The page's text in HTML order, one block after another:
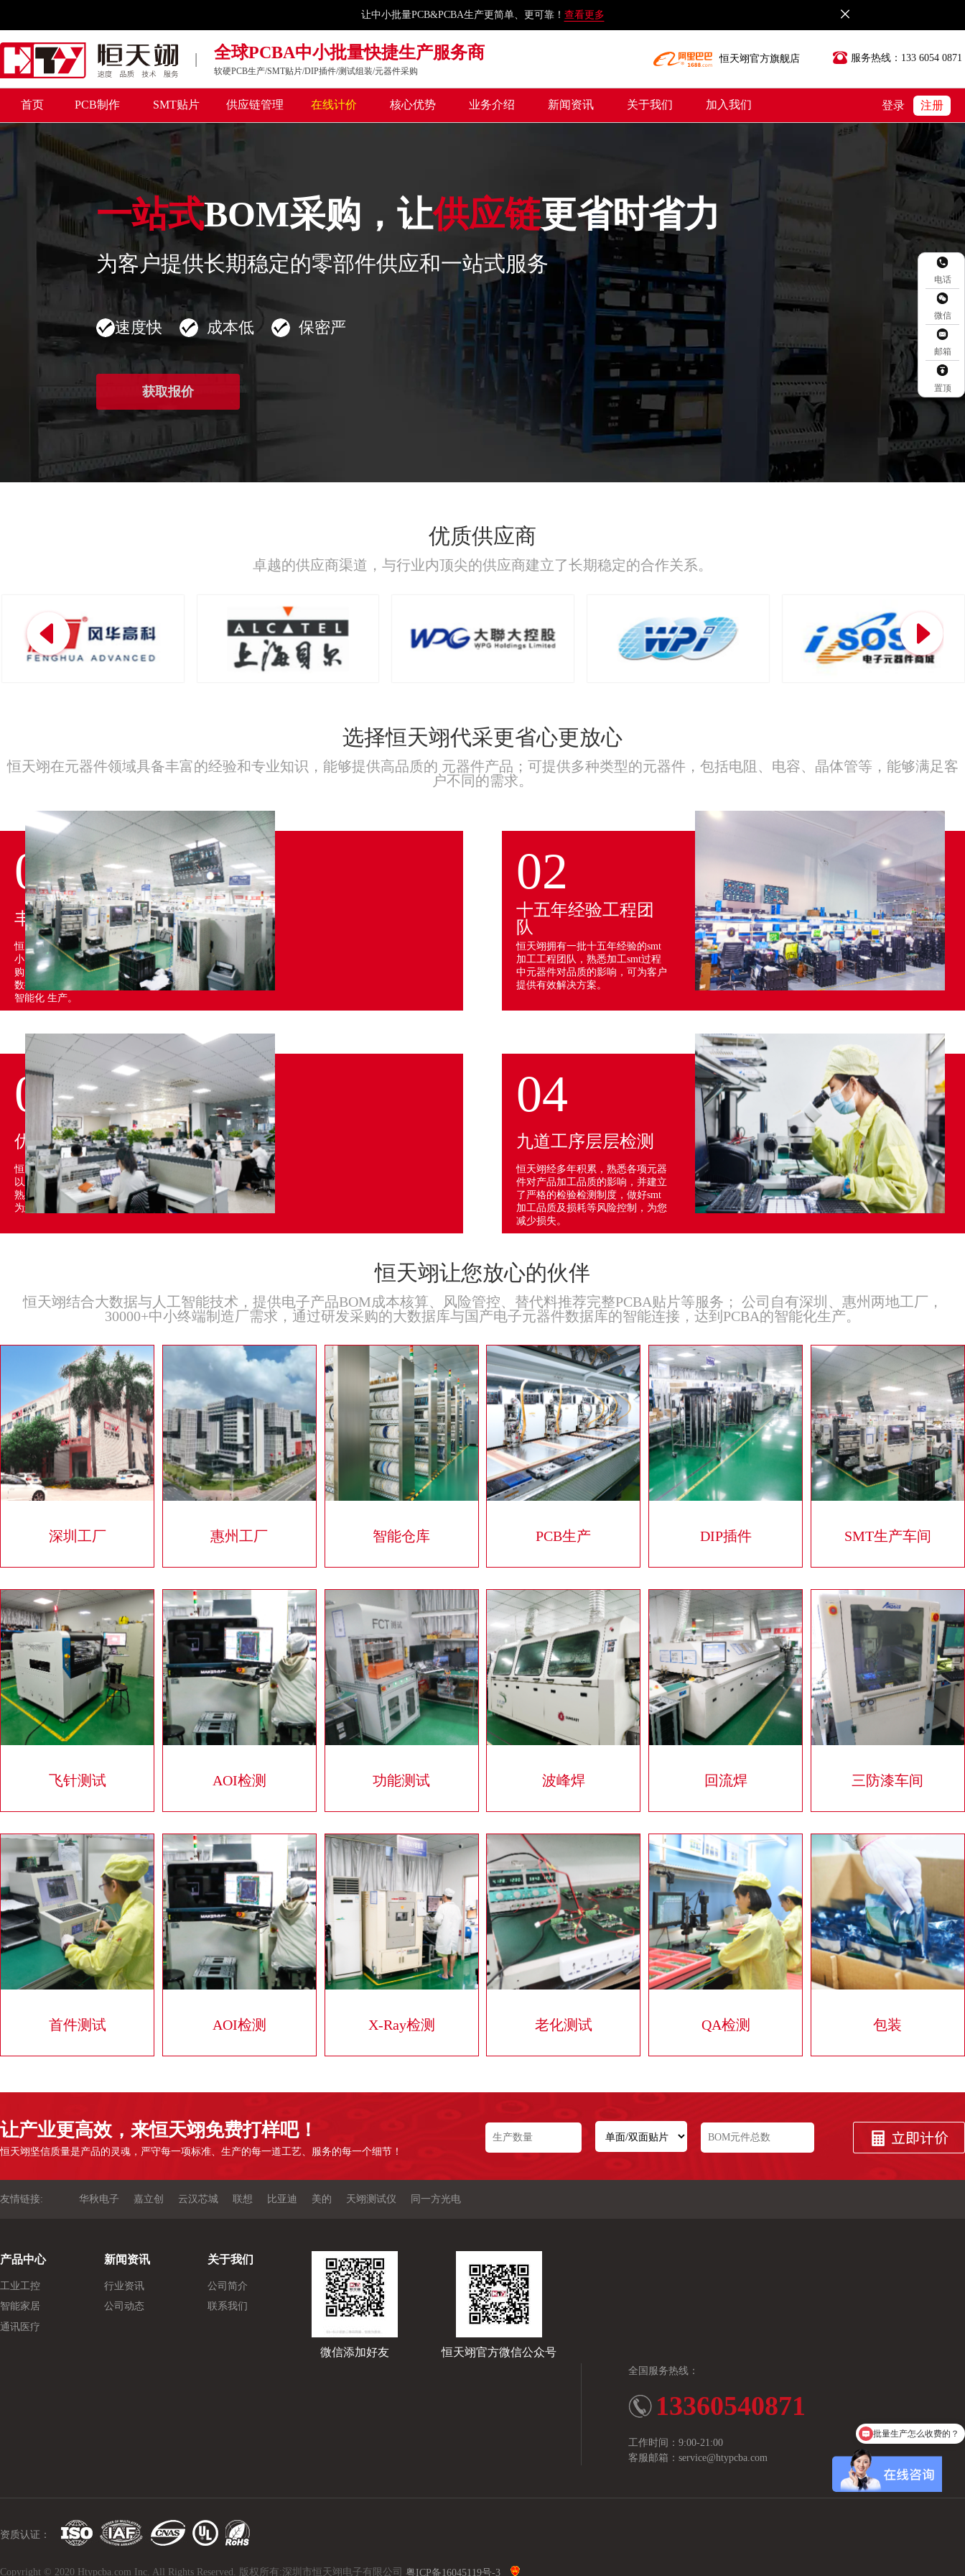
让中小批量PCB&PCBA生产更简单、更可靠！ 查看更多
| 全球PCBA中小批量快捷生产服务商
软硬PCB生产/SMT贴片/DIP插件/测试组装/元器件采购
恒天翊官方旗舰店 服务热线：133 6054 0871
首页 PCB制作 SMT贴片 供应链管理 在线计价 核心优势 业务介绍 新闻资讯 关于我们 加入我们 登录 注册
一站式BOM采购，让供应链更省时省力
为客户提供长期稳定的零部件供应和一站式服务
速度快 成本低 保密严
优质供应商
卓越的供应商渠道，与行业内顶尖的供应商建立了长期稳定的合作关系。
选择恒天翊代采更省心更放心
恒天翊在元器件领域具备丰富的经验和专业知识，能够提供高品质的 元器件产品；可提供多种类型的元器件，包括电阻、电容、晶体管等，能够满足客
户不同的需求。
01
丰富的供应商资源
恒天翊自有SMT工厂，30000+中
小 终端制造厂需求，通过研发采
购的 大数据库与国产电子元器件
数据库 的智能连接，达到PCBA的
智能化 生产。
02
十五年经验工程团
队
恒天翊拥有一批十五年经验的smt
加工工程团队，熟悉加工smt过程
中元器件对品质的影响，可为客户
提供有效解决方案。
03
优秀采购团队
恒天翊的优秀采购团队均具备5年
以上smt加工行业工作经验，确保
熟悉各大供应商产品特点及流程，
为您挑选更适合的产品。
04
九道工序层层检测
恒天翊经多年积累，熟悉各项元器
件对产品加工品质的影响，并建立
了严格的检验检测制度，做好smt
加工品质及损耗等风险控制，为您
减少损失。
恒天翊让您放心的伙伴
恒天翊结合大数据与人工智能技术，提供电子产品BOM成本核算、风险管控、替代料推荐完整PCBA贴片等服务； 公司自有深圳、惠州两地工厂，
30000+中小终端制造厂需求，通过研发采购的大数据库与国产电子元器件数据库的智能连接，达到PCBA的智能化生产。
深圳工厂 惠州工厂 智能仓库 PCB生产 DIP插件 SMT生产车间
飞针测试 AOI检测 功能测试 波峰焊 回流焊 三防漆车间
首件测试 AOI检测 X-Ray检测 老化测试 QA检测 包装
电话
微信
邮箱
置顶
让产业更高效，来恒天翊免费打样吧！
恒天翊坚信质量是产品的灵魂，严守每一项标准、生产的每一道工艺、服务的每一个细节！
友情链接: 华秋电子 嘉立创 云汉芯城 联想 比亚迪 美的 天翊测试仪 同一方光电
产品中心
工业工控
智能家居
通讯医疗
新闻资讯
行业资讯
公司动态
关于我们
公司简介
联系我们
微信添加好友 恒天翊官方微信公众号
全国服务热线：
13360540871
工作时间：9:00-21:00
客服邮箱：service@htypcba.com
资质认证：
Copyright © 2020 Htypcba.com Inc. All Rights Reserved. 版权所有:深圳市恒天翊电子有限公司 粤ICP备16045119号-3
多少起订量，1片做不做？
批量生产怎么收费的？